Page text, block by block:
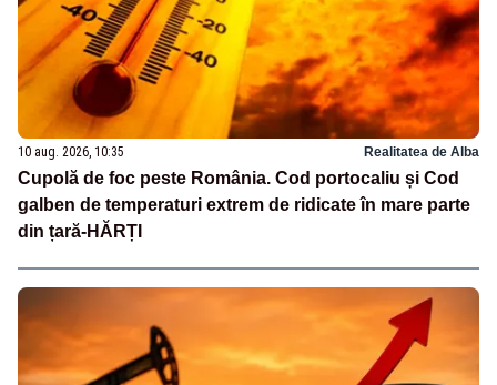
10 aug. 2026, 10:35 Realitatea de Alba
Cupolă de foc peste România. Cod portocaliu și Cod
galben de temperaturi extrem de ridicate în mare parte
din țară-HĂRȚI